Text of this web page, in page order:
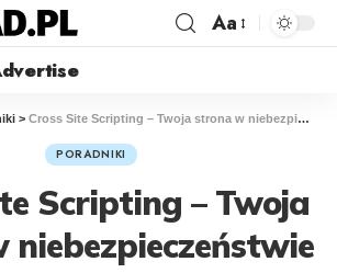
Aa
> Cross Site Scripting – Twoja strona w niebezpieczeństwie
PORADNIKI
Scripting – Twoja